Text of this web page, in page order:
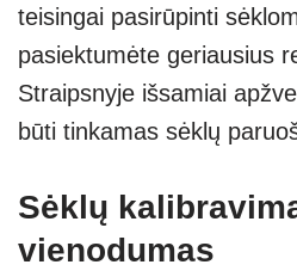
teisingai pasirūpinti
pasiektumėte geriausius
Straipsnyje išsamiai
būti tinkamas sėklų
Sėklų
vienodumas